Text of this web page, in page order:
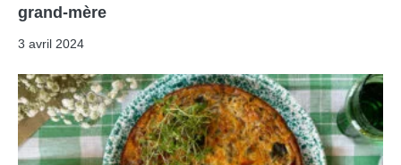
grand-mère
3 avril 2024